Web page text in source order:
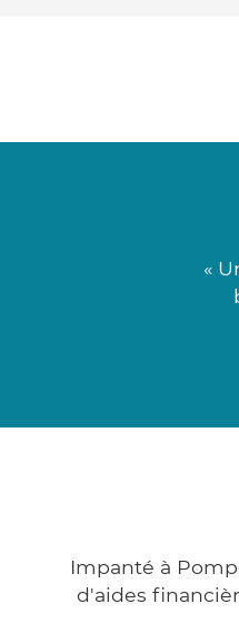
«
Impanté à
d'aides